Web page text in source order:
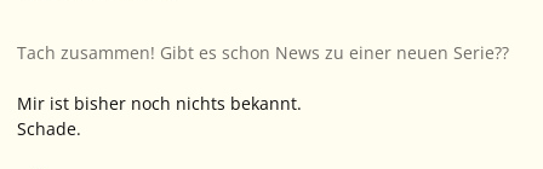
Tach zusammen! Gibt es schon News zu einer neuen Serie??
Mir ist bisher noch nichts bekannt.
Schade.